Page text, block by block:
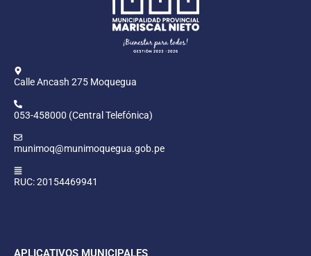
Calle Ancash 275 Moquegua
053-458000 (Central Telefónica)
munimoq@munimoquegua.gob.pe
RUC: 20154469941
APLICATIVOS MUNICIPALES